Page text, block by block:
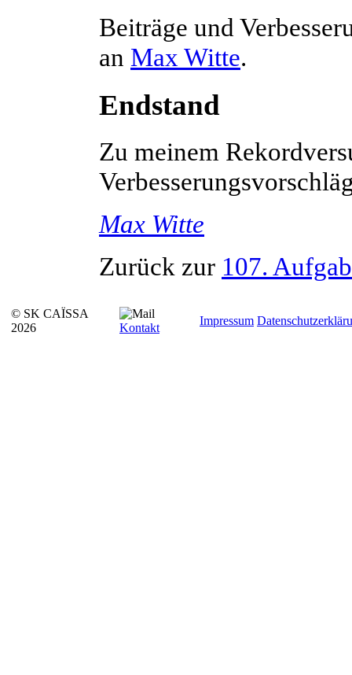
Beiträge und
an Max Witte.
Endstand
Zu meinem
Max Witte
Zurück zur 107.
© SK CAÏSSA
2026
Kontakt
Impressum